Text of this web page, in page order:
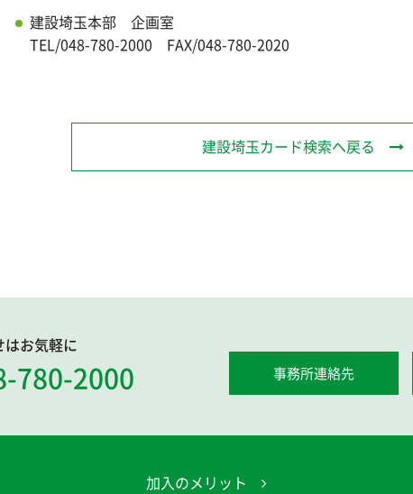
建設埼玉本部 企画室
TEL/048-780-2000 FAX/048-780-2020
建設埼玉カード検索へ戻る
はお気軽に
780-2000 事務所連絡先
加入のメリット